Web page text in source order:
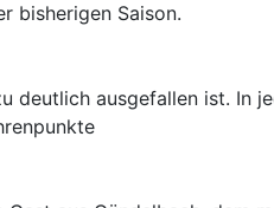
bisherigen Saison.
ausgefallen ist. In